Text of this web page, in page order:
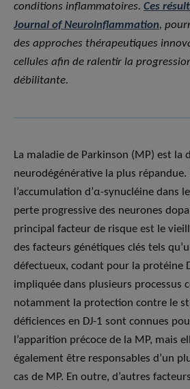
conditions inflammatoires. Ces
Journal of Neuroinflammation,
des approches thérapeutiques
cellules afin de ralentir la
débilitante.
La maladie de Parkinson (MP) est la
neurodégénérative la plus répandue.
l’accumulation d’α-synucléine dans
perte progressive des neurones
principal facteur de risque est le
des facteurs génétiques clés tels
défectueux, codant pour la protéine
impliquée dans plusieurs processus
notamment la protection contre le
déficiences en DJ-1 sont connues
l’apparition précoce de la MP, mais
également être responsables d’un
cas de MP. En outre, d’autres